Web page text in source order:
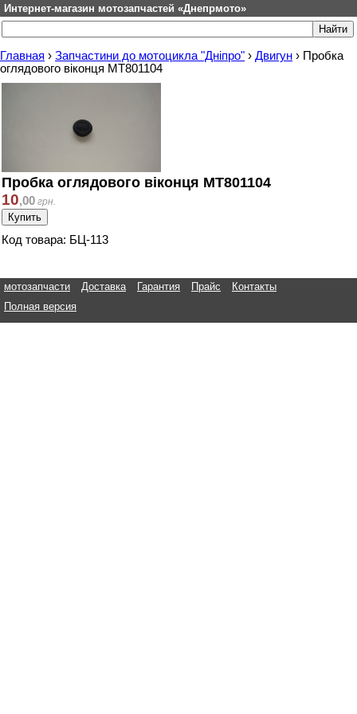
Интернет-магазин мотозапчастей «Днепрмото»
Главная › Запчастини до мотоцикла "Дніпро" › Двигун › Пробка
оглядового віконця МТ801104
Пробка оглядового віконця МТ801104
10,00 грн.
Код товара: БЦ-113
мотозапчасти Доставка Гарантия Прайс
Контакты
Полная версия